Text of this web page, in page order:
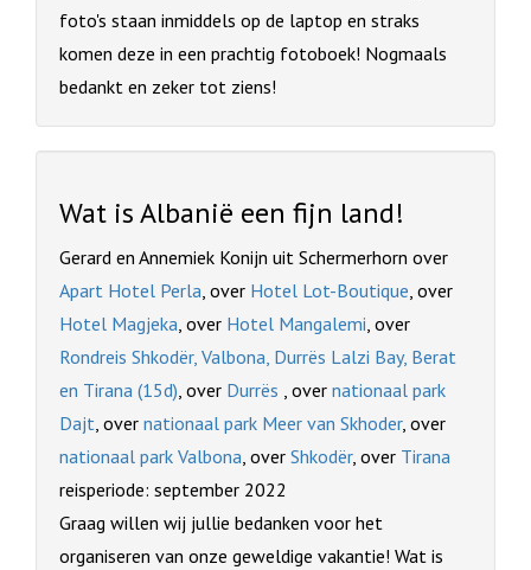
foto's staan inmiddels op de laptop en straks
komen deze in een prachtig fotoboek! Nogmaals
bedankt en zeker tot ziens!
Wat is Albanië een fijn land!
Gerard en Annemiek Konijn uit Schermerhorn over
Apart Hotel Perla, over Hotel Lot-Boutique, over
Hotel Magjeka, over Hotel Mangalemi, over
Rondreis Shkodër, Valbona, Durrës Lalzi Bay, Berat
en Tirana (15d), over Durrës , over nationaal park
Dajt, over nationaal park Meer van Skhoder, over
nationaal park Valbona, over Shkodër, over Tirana
reisperiode: september 2022
Graag willen wij jullie bedanken voor het
organiseren van onze geweldige vakantie! Wat is